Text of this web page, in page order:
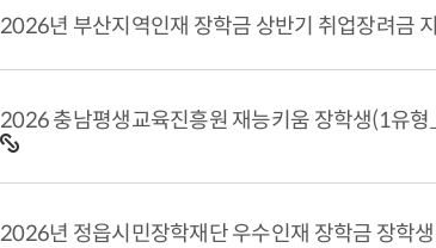
2026년 부산지역인재 장학금 상반기 취업장려금
2026 충남평생교육진흥원 재능키움 장학생(1유형
2026년 정읍시민장학재단 우수인재 장학금 장학